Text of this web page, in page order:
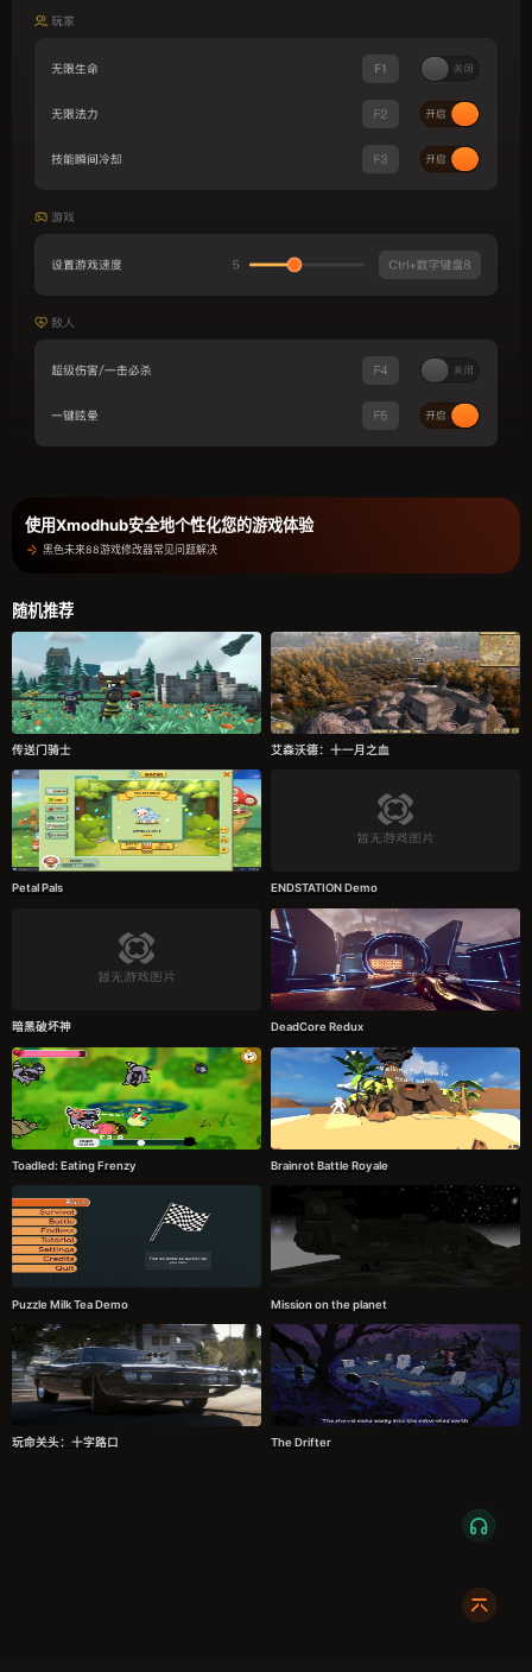
使用Xmodhub安全地个性化您的游戏体验
黑色未来88游戏修改器常见问题解决
随机推荐
传送门骑士 艾森沃德：十一月之血
Petal Pals ENDSTATION Demo
暗黑破坏神 DeadCore Redux
Toadled: Eating Frenzy Brainrot Battle Royale
Puzzle Milk Tea Demo Mission on the planet
玩命关头：十字路口 The Drifter